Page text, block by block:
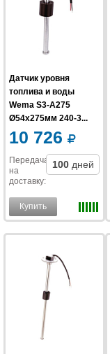
Датчик уровня
топлива и воды
Wema S3-A275
Ø54x275мм 240-3...
10 726
Передача
на
доставку:
100 дней
Купить